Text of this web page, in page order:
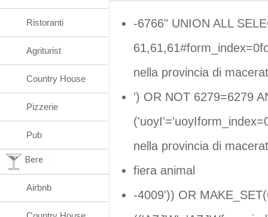
-6766" UNION ALL
nella provincia di
') OR NOT 6279=6279
nella provincia di
fiera animal
-4009')) OR
Ristoranti
Agriturist
Country House
Pizzerie
Pub
Bere
Airbnb